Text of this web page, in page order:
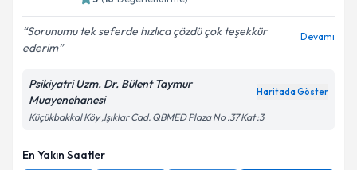
( Değerlendirme)
Sorunumu tek seferde hızlıca çözdü çok teşekkür
ederim
Psikiyatri Uzm. Dr. Bülent Taymur
Muayenehanesi
Küçükbakkal Köy ,Işıklar Cad. QBMED Plaza No :37 Kat :3
En Yakın Saatler